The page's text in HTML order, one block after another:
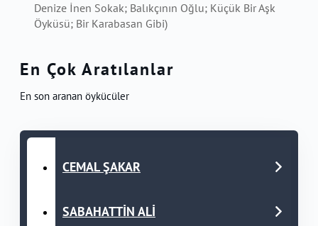
Denize İnen Sokak; Balıkçının Oğlu; Küçük Bir Aşk
Öyküsü; Bir Karabasan Gibi)
En Çok Aratılanlar
En son aranan öykücüler
CEMAL ŞAKAR
SABAHATTİN ALİ